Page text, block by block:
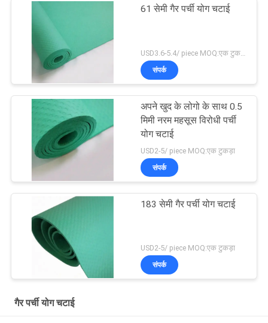
61 सेमी गैर पर्ची योग चटाई
संपर्क
अपने खुद के लोगो के साथ 0.5
मिमी नरम महसूस विरोधी पर्ची
योग चटाई
USD2-5/ piece MOQ:एक टुकड़ा
संपर्क
183 सेमी गैर पर्ची योग चटाई
USD2-5/ piece MOQ:एक टुकड़ा
संपर्क
गैर पर्ची योग चटाई